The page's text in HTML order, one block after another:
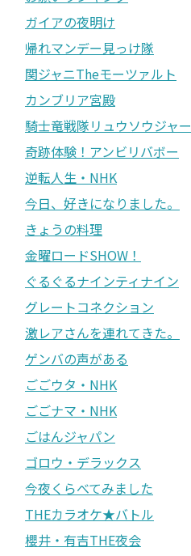
ガイアの夜明け
帰れマンデー見っけ隊
関ジャニTheモーツァルト
カンブリア宮殿
騎士竜戦隊リュウソウジャー
奇跡体験！アンビリバボー
逆転人生・NHK
今日、好きになりました。
きょうの料理
金曜ロードSHOW！
ぐるぐるナインティナイン
グレートコネクション
激レアさんを連れてきた。
ゲンバの声がある
ごごウタ・NHK
ごごナマ・NHK
ごはんジャパン
ゴロウ・デラックス
今夜くらべてみました
THEカラオケ★バトル
櫻井・有吉THE夜会